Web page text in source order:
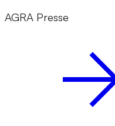
AGRA Presse